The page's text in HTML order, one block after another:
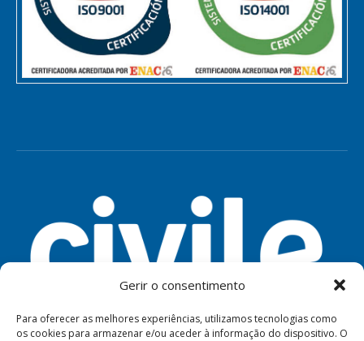
Gerir o consentimento
Para oferecer as melhores experiências, utilizamos tecnologias como
os cookies para armazenar e/ou aceder à informação do dispositivo. O